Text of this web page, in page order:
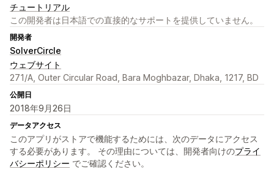
チュートリアル
この開発者は日本語での直接的なサポートを提供していません。
開発者
SolverCircle
ウェブサイト
271/A, Outer Circular Road, Bara Moghbazar, Dhaka, 1217, BD
公開日
2018年9月26日
データアクセス
このアプリがストアで機能するためには、次のデータにアクセス
する必要があります。 その理由については、開発者向けのプライ
バシーポリシー でご確認ください。